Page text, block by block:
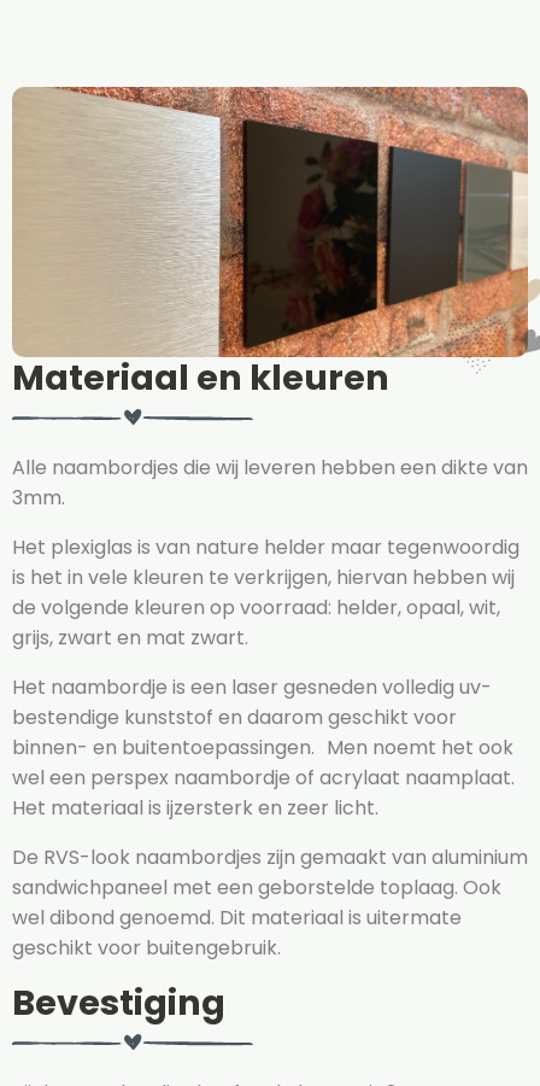
Materiaal en kleuren
Alle naambordjes die wij leveren hebben een dikte van
3mm.
Het plexiglas is van nature helder maar tegenwoordig
is het in vele kleuren te verkrijgen, hiervan hebben wij
de volgende kleuren op voorraad: helder, opaal, wit,
grijs, zwart en mat zwart.
Het naambordje is een laser gesneden volledig uv-
bestendige kunststof en daarom geschikt voor
binnen- en buitentoepassingen. Men noemt het ook
wel een perspex naambordje of acrylaat naamplaat.
Het materiaal is ijzersterk en zeer licht.
De RVS-look naambordjes zijn gemaakt van aluminium
sandwichpaneel met een geborstelde toplaag. Ook
wel dibond genoemd. Dit materiaal is uitermate
geschikt voor buitengebruik.
Bevestiging